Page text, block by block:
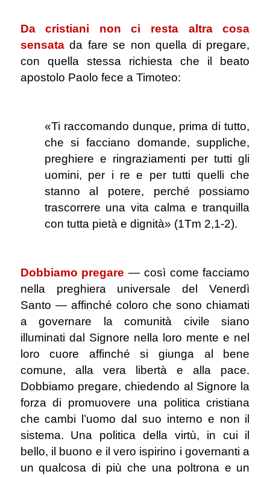
Da cristiani non ci resta altra
cosa
sensata da fare se non quella di pregare,
con quella stessa richiesta che il beato
apostolo Paolo fece a Timoteo:
«Ti raccomando dunque, prima di tutto,
che si facciano domande, suppliche,
preghiere e ringraziamenti per tutti gli
uomini, per i re e per tutti quelli che
stanno al potere, perché possiamo
trascorrere una vita calma e tranquilla
con tutta pietà e dignità» (1Tm 2,1-2).
Dobbiamo pregare ― così come facciamo
nella preghiera universale del Venerdì
Santo ― affinché coloro che sono chiamati
a governare la comunità civile siano
illuminati dal Signore nella loro mente e nel
loro cuore affinché si giunga al bene
comune, alla vera libertà e alla pace.
Dobbiamo pregare, chiedendo al Signore la
forza di promuovere una politica cristiana
che cambi l’uomo dal suo interno e non il
sistema. Una politica della virtù, in cui il
bello, il buono e il vero ispirino i governanti a
un qualcosa di più che una poltrona e un